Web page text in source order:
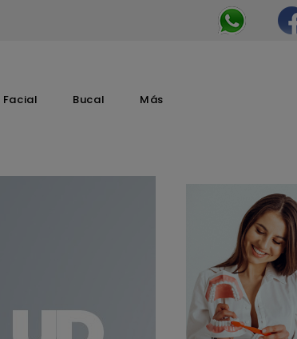
Facial Bucal Más